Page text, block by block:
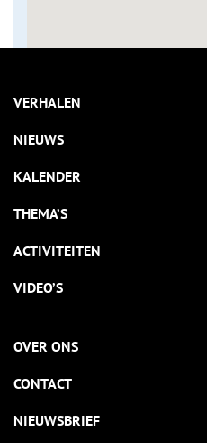
VERHALEN
NIEUWS
KALENDER
THEMA’S
ACTIVITEITEN
VIDEO’S
OVER ONS
CONTACT
NIEUWSBRIEF